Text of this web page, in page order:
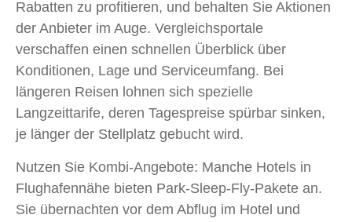
Rabatten zu profitieren, und behalten Sie Aktionen
der Anbieter im Auge. Vergleichsportale
verschaffen einen schnellen Überblick über
Konditionen, Lage und Serviceumfang. Bei
längeren Reisen lohnen sich spezielle
Langzeittarife, deren Tagespreise spürbar sinken,
je länger der Stellplatz gebucht wird.
Nutzen Sie Kombi-Angebote: Manche Hotels in
Flughafennähe bieten Park-Sleep-Fly-Pakete an.
Sie übernachten vor dem Abflug im Hotel und